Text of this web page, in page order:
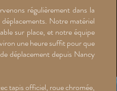
régulièrement dans la
Notre matériel
sur place, et notre équipe
une heure suffit pour que
déplacement depuis Nancy
tapis officiel, roue chromée,